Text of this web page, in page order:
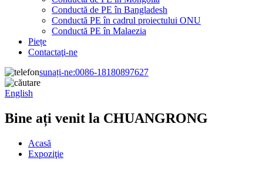
Conductă de PE în Bangladesh
Conductă PE în cadrul proiectului ONU
Conductă PE în Malaezia
Piețe
Contactaţi-ne
sunați-ne:0086-18180897627
English
Bine ați venit la CHUANGRONG
Acasă
Expoziţie